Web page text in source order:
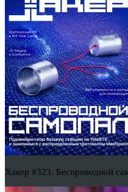
Хакер #323. Беспроводной